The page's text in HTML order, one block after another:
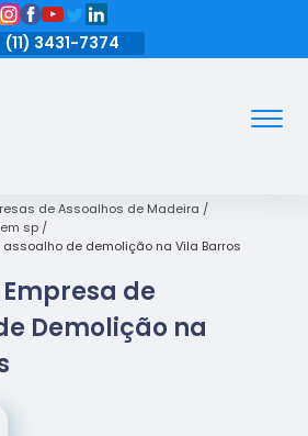
(11) 3431-7374
de Assoalhos de Madeira
sp
de demolição na Vila Barros
de
Demolição na